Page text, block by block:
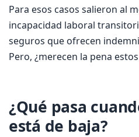
Para esos casos salieron al
incapacidad laboral
seguros que ofrecen
Pero, ¿merecen la pena
¿Qué pasa
está de baja?